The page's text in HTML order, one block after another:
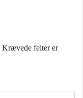
Krævede felter er